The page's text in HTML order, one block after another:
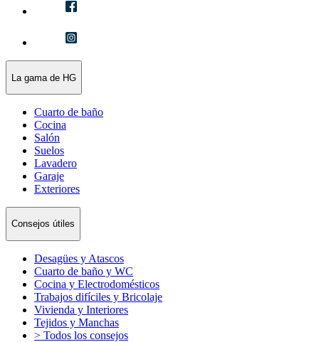
La gama de HG
Cuarto de baño
Cocina
Salón
Suelos
Lavadero
Garaje
Exteriores
Consejos útiles
Desagües y Atascos
Cuarto de baño y WC
Cocina y Electrodomésticos
Trabajos difíciles y Bricolaje
Vivienda y Interiores
Tejidos y Manchas
> Todos los consejos